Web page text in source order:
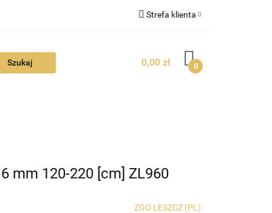
Strefa klienta
Zarejestruj się
0,00 zł 0
mm 120-220 [cm] ZL960
ZOO LESZCZ (PL)